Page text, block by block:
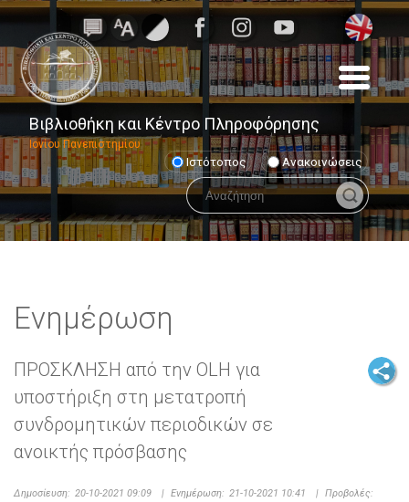
Βιβλιοθήκη και Κέντρο Πληροφόρησης
Ιονίου Πανεπιστημίου
Ιστότοπος Ανακοινώσεις
Ενημέρωση
ΠΡΟΣΚΛΗΣΗ από την OLH για
υποστήριξη στη μετατροπή
συνδρομητικών περιοδικών σε
ανοικτής πρόσβασης
Δημοσίευση: 20-10-2021 09:09 | Ενημέρωση: 21-10-2021 10:41 | Προβολές: